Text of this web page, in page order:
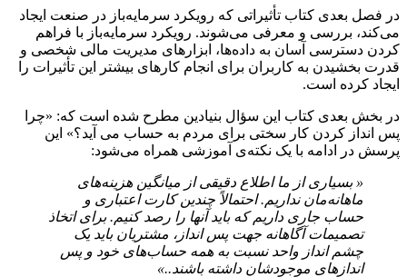
در فصل بعدی کتاب تأثیراتی که رویکرد سرمایه‌باز در صنعت ایجاد
می‌کند، بررسی و معرفی می‌شوند. رویکرد سرمایه‌باز با فراهم
کردن دسترسی آسان به داده‌ها، ابزارهای مدیریت مالی شخصی و
قدرت بخشیدن به کاربران برای انجام کارهای بیشتر این تأثیرات را
ایجاد کرده است.
در بخش بعدی کتاب این سؤال بنیادین مطرح شده است که: «چرا
پس انداز کردن کار سختی برای مردم به حساب می آید؟» این
پرسش در ادامه با یک نکته‌ی آموزشی همراه می‌شود:
« بسیاری از ما اطلاع دقیقی از میانگین هزینه‌های
ماهانه‌مان نداریم. احتمالاً چندین کارت اعتباری و
حساب جاری داریم که باید آنها را رصد کنیم. برای اتخاذ
تصمیمات آگاهانه جهت پس انداز، مشتریان باید یک
چشم انداز واحد نسبت به همه حساب‌های خود و پس
انداز‌های موجودشان داشته باشند.
.»